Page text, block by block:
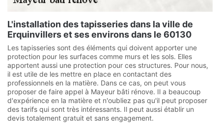
L'installation des tapisseries dans la ville de
Erquinvillers et ses environs dans le 60130
Les tapisseries sont des éléments qui doivent apporter une
protection pour les surfaces comme murs et les sols. Elles
apportent aussi une protection pour ces structures. Pour nous,
il est utile de les mettre en place en contactant des
professionnels en la matière. Dans ce cas, on peut vous
proposer de faire appel à Mayeur bâti rénove. Il a beaucoup
d'expérience en la matière et n'oubliez pas qu'il peut proposer
des tarifs qui sont très intéressants. Il peut aussi établir un
devis totalement gratuit et sans engagement.